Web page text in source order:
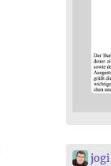
jogi